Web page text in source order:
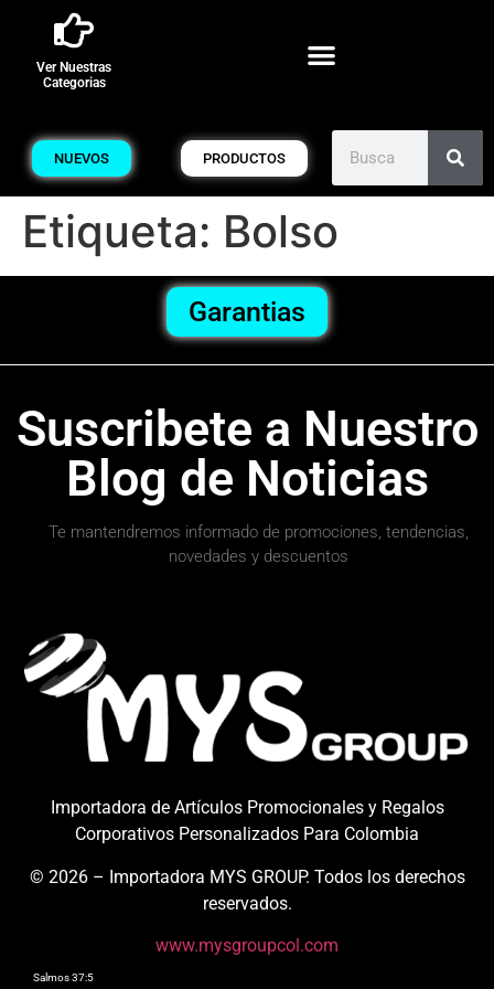
Ver Nuestras
Categorias
NUEVOS PRODUCTOS
Etiqueta: Bolso
Garantias
Suscribete a Nuestro
Blog de Noticias
Te mantendremos informado de promociones, tendencias,
novedades y descuentos
info@mysgroupcol.com +57 317 364 4411
Importadora de Artículos Promocionales y Regalos
Corporativos Personalizados Para Colombia
© 2026 – Importadora MYS GROUP. Todos los derechos
reservados.
www.mysgroupcol.com
Salmos 37:5